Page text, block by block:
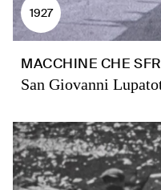
1927
MACCHINE CHE
San Giovanni